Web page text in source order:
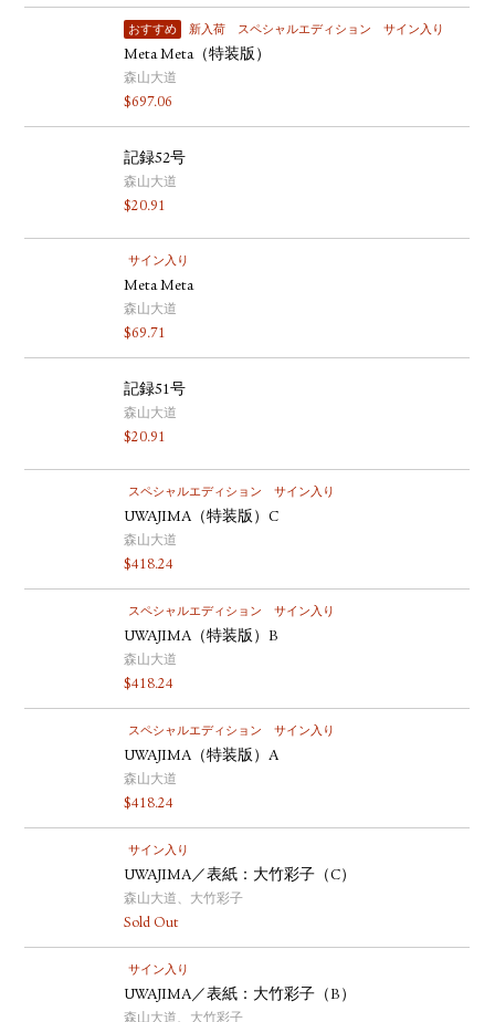
おすすめ 新入荷 スペシャルエディション サイン入り
Meta Meta（特装版）
森山大道
$697.06
記録52号
森山大道
$20.91
サイン入り
Meta Meta
森山大道
$69.71
記録51号
森山大道
$20.91
スペシャルエディション サイン入り
UWAJIMA（特装版）C
森山大道
$418.24
スペシャルエディション サイン入り
UWAJIMA（特装版）B
森山大道
$418.24
スペシャルエディション サイン入り
UWAJIMA（特装版）A
森山大道
$418.24
サイン入り
UWAJIMA／表紙：大竹彩子（C）
森山大道、大竹彩子
Sold Out
サイン入り
UWAJIMA／表紙：大竹彩子（B）
森山大道、大竹彩子